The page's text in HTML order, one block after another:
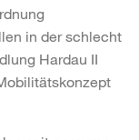
in der schlecht
Hardau II